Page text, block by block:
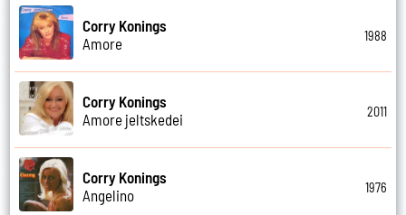
Corry Konings
Amore
1988
Corry Konings
Amore jeltskedei
2011
Corry Konings
Angelino
1976